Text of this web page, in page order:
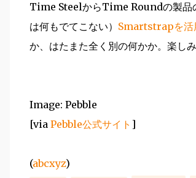
Time SteelからTime Roundの製品
は何もでてこない） Smartstrapを活
か、はたまた全く別の何かか。楽しみ
Image: Pebble
[via Pebble公式サイト ]
(abcxyz)